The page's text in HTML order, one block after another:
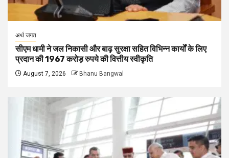
अर्थ जगत
सीएम धामी ने जल निकासी और बाढ़ सुरक्षा सहित विभिन्न कार्यों के लिए
प्रदान की 1967 करोड़ रुपये की वित्तीय स्वीकृति
August 7, 2026 Bhanu Bangwal